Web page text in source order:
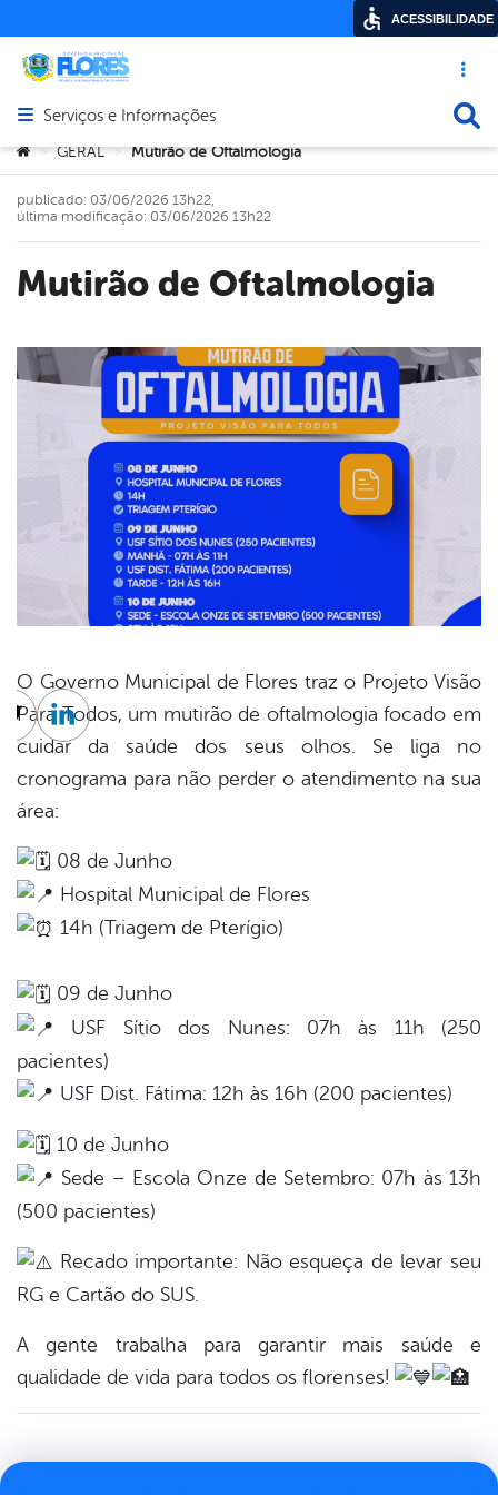
Acesso
Abrir menu principal de navegação
Serviços e Informações
Você está aqui:
> GERAL > Mutirão de Oftalmologia
Mutirão de Oftalmologia
publicado: 03/06/2026 13h22,
última modificação: 03/06/2026 13h22
O Governo Municipal de Flores traz o Projeto Visão
Para Todos, um mutirão de oftalmologia focado em
cuidar da saúde dos seus olhos. Se liga no
cronograma para não perder o atendimento na sua
área:
08 de Junho
Hospital Municipal de Flores
14h (Triagem de Pterígio)
09 de Junho
USF Sítio dos Nunes: 07h às 11h (250
pacientes)
USF Dist. Fátima: 12h às 16h (200 pacientes)
10 de Junho
Sede – Escola Onze de Setembro: 07h às 13h
(500 pacientes)
Recado importante: Não esqueça de levar seu
RG e Cartão do SUS.
A gente trabalha para garantir mais saúde e
qualidade de vida para todos os florenses!
TwitterLinkedin
ACESSIBILIDADE